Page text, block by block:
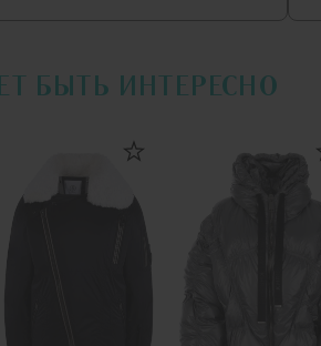
БЫТЬ ИНТЕРЕСНО